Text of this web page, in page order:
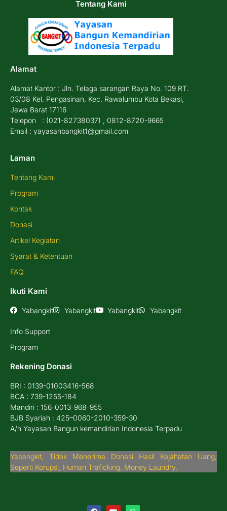
Tentang Kami
Alamat
Alamat Kantor : Jln. Telaga sarangan Raya No. 109 RT.
03/08 Kel. Pengasinan, Kec. Rawalumbu Kota Bekasi,
Jawa Barat 17116
Telepon : (021-82738037) , 0812-8720-9665
Email : yayasanbangkit1@gmail.com
Laman
Tentang Kami
Program
Kontak
Donasi
Artikel Kegiatan
Syarat & Ketentuan
FAQ
Ikuti Kami
Yabangkit Yabangkit Yabangkit Yabangkit
Info Support
Program
Rekening Donasi
BRI : 0139-01003416-568
BCA : 739-1255-184
Mandiri : 156-0013-968-955
BJB Syariah : 425–0060-2010-359-30
A/n Yayasan Bangun kemandirian Indonesia Terpadu
Yabangkit, Tidak Menerima Donasi Hasil Kejahatan Uang,
Seperti Korupsi, Human Traficking, Money Laundry,